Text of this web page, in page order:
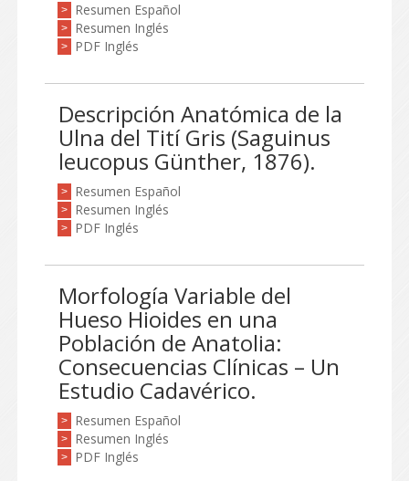
> Resumen Español
> Resumen Inglés
> PDF Inglés
Descripción Anatómica de la
Ulna del Tití Gris (Saguinus
leucopus Günther, 1876).
> Resumen Español
> Resumen Inglés
> PDF Inglés
Morfología Variable del
Hueso Hioides en una
Población de Anatolia:
Consecuencias Clínicas – Un
Estudio Cadavérico.
> Resumen Español
> Resumen Inglés
> PDF Inglés